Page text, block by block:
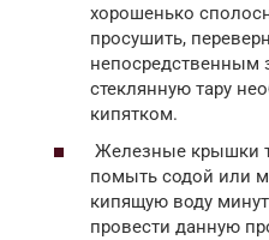
хорошенько
просушить,
стеклянную тару
кипятком.
Железные крышки
помыть содой или
кипящую воду
провести данную